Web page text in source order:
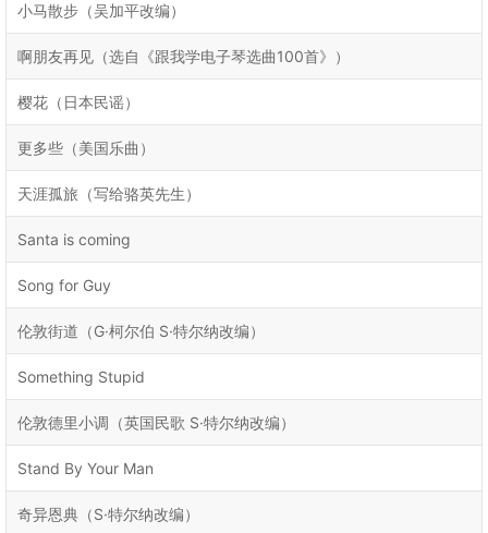
小马散步（吴加平改编）
啊朋友再见（选自《跟我学电子琴选曲100首》）
樱花（日本民谣）
更多些（美国乐曲）
天涯孤旅（写给骆英先生）
Santa is coming
Song for Guy
伦敦街道（G·柯尔伯 S·特尔纳改编）
Something Stupid
伦敦德里小调（英国民歌 S·特尔纳改编）
Stand By Your Man
奇异恩典（S·特尔纳改编）